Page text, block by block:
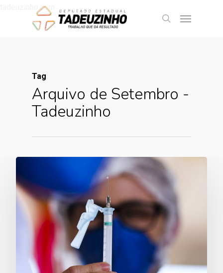
tadeuzinho.com
Tag
Arquivo de Setembro -
Tadeuzinho